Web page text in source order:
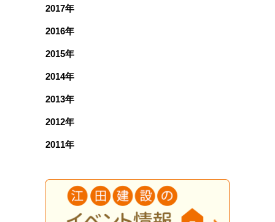
2017年
2016年
2015年
2014年
2013年
2012年
2011年